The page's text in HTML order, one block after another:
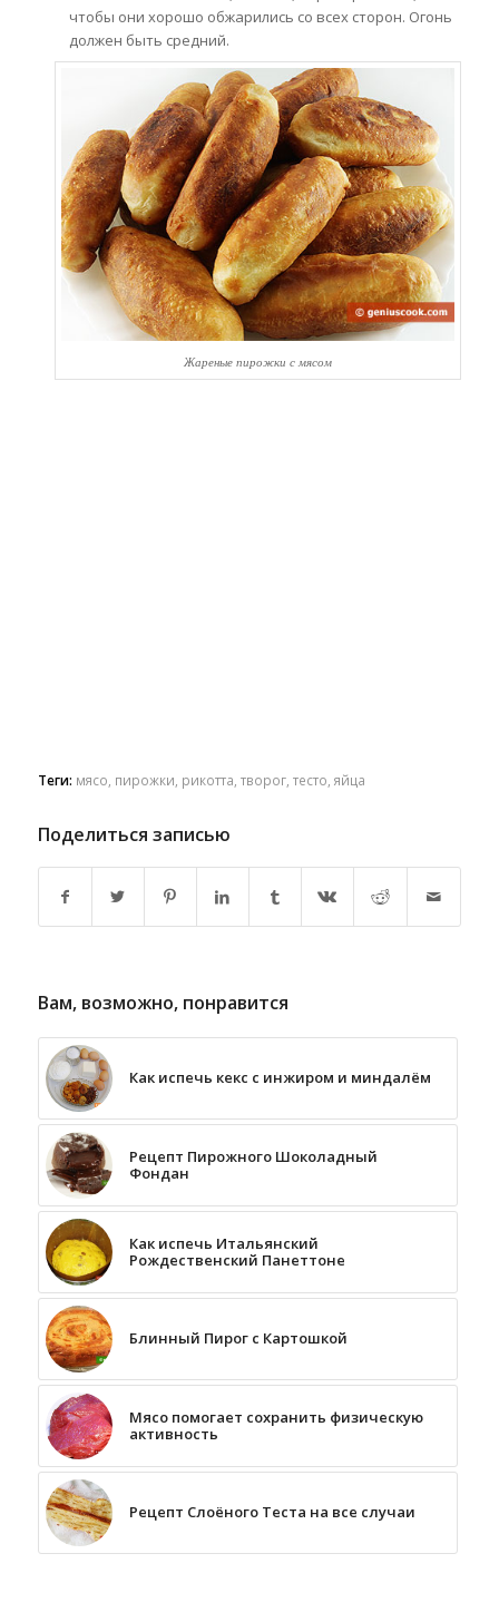
чтобы они хорошо обжарились со всех сторон. Огонь
должен быть средний.
Жареные пирожки с мясом
Теги: мясо пирожки рикотта творог, тесто яйца
Поделиться записью
Вам, возможно, понравится
Как испечь кекс с инжиром и миндалём
Рецепт Пирожного Шоколадный
Фондан
Как испечь Итальянский
Рождественский Панеттоне
Блинный Пирог с Картошкой
Мясо помогает сохранить физическую
активность
Рецепт Слоёного Теста на все случаи